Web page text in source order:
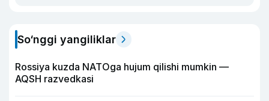
So‘nggi yangiliklar
Rossiya kuzda NATOga hujum qilishi mumkin —
AQSH razvedkasi